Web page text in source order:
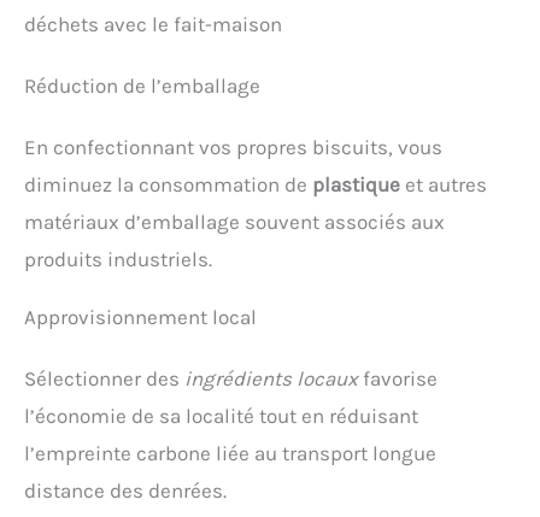
déchets avec le fait-maison
Réduction de l’emballage
En confectionnant vos propres biscuits, vous
diminuez la consommation de plastique et autres
matériaux d’emballage souvent associés aux
produits industriels.
Approvisionnement local
Sélectionner des ingrédients locauxfavorise
l’économie de sa localité tout en réduisant
l’empreinte carbone liée au transport longue
distance des denrées.